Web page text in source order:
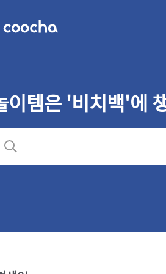
COOCHA
이템은 '비치백'에